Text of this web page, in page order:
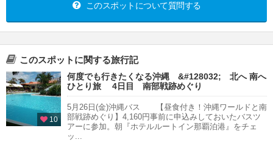
このスポットについて質問する
このスポットに関する旅行記
10
何度でも行きたくなる沖縄 &#128032; 北へ 南へ
ひとり旅 4日目 南部戦跡めぐり
5月26日(金)沖縄バス 【昼食付き！沖縄ワールドと南
部戦跡めぐり】4,160円事前に申込みしておいたバスツ
アーに参加。朝『ホテルルートイン那覇泊港』をチェ
ッ...